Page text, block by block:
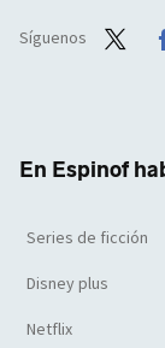
Síguenos
En Espinof
Series de ficción
Disney plus
Netflix